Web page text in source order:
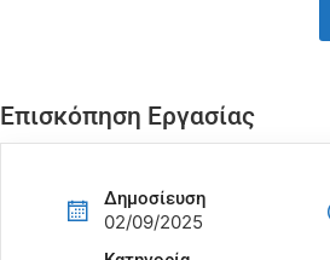
Επισκόπηση Εργασίας
Δημοσίευση
02/09/2025